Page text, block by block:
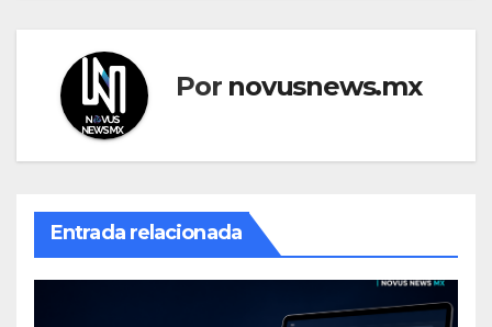
Por novusnews.mx
Entrada relacionada